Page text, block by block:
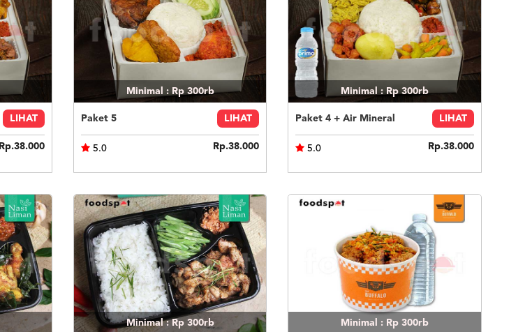
LIHAT
Rp.38.000
Minimal : Rp 300rb
Paket 5 LIHAT
5.0 Rp.38.000
Minimal : Rp 300rb
Paket 4 + Air Mineral LIHAT
5.0 Rp.38.000
Minimal : Rp 300rb Minimal : Rp 300rb